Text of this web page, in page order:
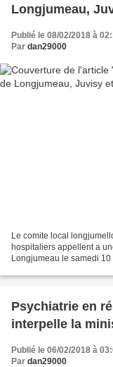
Longjumeau,
Publié le 08/02/2018 à
Par dan29000
Le comite local
hospitaliers appellent a
Longjumeau le samedi 10
Psychiatrie en
interpelle la
Publié le 06/02/2018 à
Par dan29000